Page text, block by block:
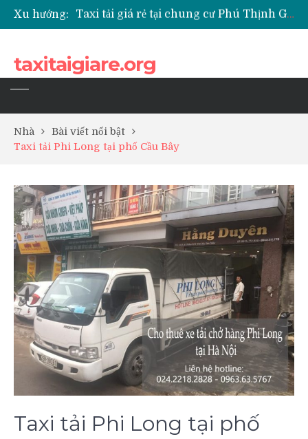
Xu hướng:
Taxi tải giá rẻ tại chung cư Park Kiara Hà Đông
Taxi tải giá rẻ tại chung cư Grande Park Phú Lãm
taxitaigiare.org
Nhà
Bài viết nổi bật
Taxi tải Phi Long tại phố Cầu Bây
Taxi tải Phi Long tại phố